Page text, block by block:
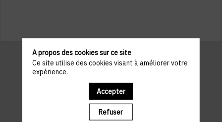
Informations
pratiques
A propos des cookies sur ce site
Ce site utilise des cookies visant à améliorer votre
expérience.
Accepter
Refuser